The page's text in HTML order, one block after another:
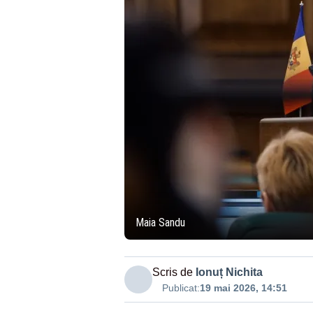
Maia Sandu
Scris de Ionuț Nichita
Publicat:19 mai 2026, 14:51